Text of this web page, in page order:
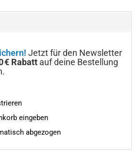
Jetzt für den Newsletter
€ Rabatt auf deine Bestellung
eingeben
abgezogen